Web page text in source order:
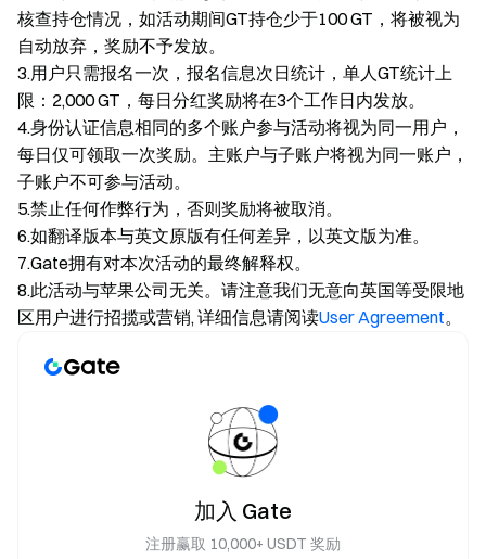
核查持仓情况，如活动期间GT持仓少于100 GT，将被视为
自动放弃，奖励不予发放。
3.用户只需报名一次，报名信息次日统计，单人GT统计上
限：2,000 GT，每日分红奖励将在3个工作日内发放。
4.身份认证信息相同的多个账户参与活动将视为同一用户，
每日仅可领取一次奖励。主账户与子账户将视为同一账户，
子账户不可参与活动。
5.禁止任何作弊行为，否则奖励将被取消。
6.如翻译版本与英文原版有任何差异，以英文版为准。
7.Gate拥有对本次活动的最终解释权。
8.此活动与苹果公司无关。请注意我们无意向英国等受限地
区用户进行招揽或营销, 详细信息请阅读User Agreement。
加入 Gate
注册赢取 10,000+ USDT 奖励